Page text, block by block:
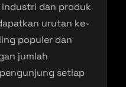
dan produk
urutan ke-
populer dan
jumlah
setiap